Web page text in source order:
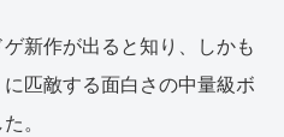
新作が出ると知り、しかも
に匹敵する面白さの中量級ボ
。